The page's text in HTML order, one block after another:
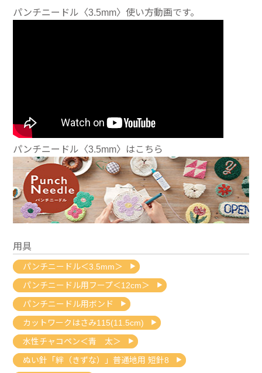
パンチニードル〈3.5mm〉使い方動画です。
パンチニードル〈3.5mm〉はこちら
用具
パンチニードル＜3.5mm＞
パンチニードル用フープ＜12cm＞
パンチニードル用ボンド
カットワークはさみ115(11.5cm)
水性チャコペン＜青 太＞
ぬい針「絆（きずな）」普通地用 短針8